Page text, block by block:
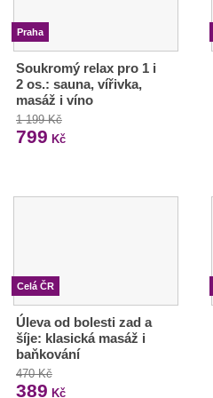
Praha
Soukromý relax pro 1 i
2 os.: sauna, vířivka,
masáž i víno
1 199 Kč
799 Kč
Celá ČR
Úleva od bolesti zad a
šíje: klasická masáž i
baňkování
470 Kč
389 Kč